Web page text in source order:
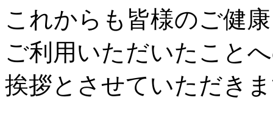
これからも皆様のご健
ご利用いただいたこと
挨拶とさせていただき